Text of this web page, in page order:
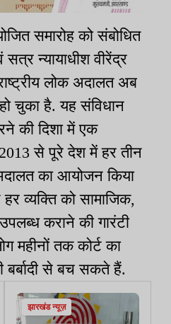
समारोह को संबोधित
न्यायाधीश वीरेंद्र
लोक अदालत अब
चुका है. यह संविधान
की दिशा में एक
से पूरे देश में हर तीन
का आयोजन किया
हर व्यक्ति को सामाजिक,
कराने की गारंटी
महीनों तक कोर्ट का
से बच सकते हैं.
झारखंड न्यूज़